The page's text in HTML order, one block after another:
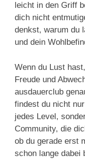
leicht in den Griff
dich nicht
denkst, warum du
und dein
Wenn du Lust
Freude und
ausdauerclub
findest du nicht
jedes Level,
Community, die
ob du gerade erst
schon lange dabei